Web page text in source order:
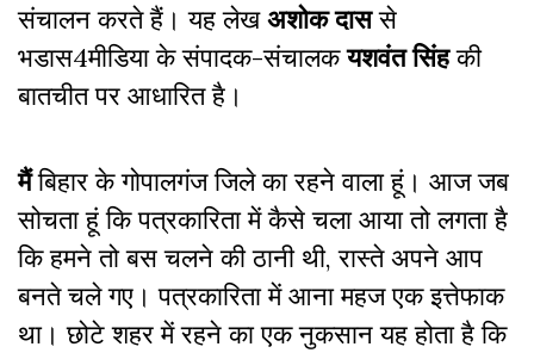
संचालन करते हैं। यह लेखअशोक दाससे
भडास4मीडिया के संपादक-संचालकयशवंत सिंहकी
बातचीत पर आधारित है।
मैंबिहार के गोपालगंज जिले का रहने वाला हूं। आज जब
सोचता हूं कि पत्रकारिता में कैसे चला आया तो लगता है
कि हमने तो बस चलने की ठानी थी, रास्ते अपने आप
बनते चले गए। पत्रकारिता में आना महज एक इत्तेफाक
था। छोटे शहर में रहने का एक नुकसान यह होता है कि